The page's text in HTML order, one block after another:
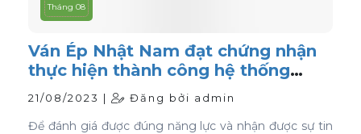
Tháng 08
Ván Ép Nhật Nam đạt chứng nhận
thực hiện thành công hệ thống
quản lý chất lượng ISO 9001:2015
21/08/2023 | Đăng bởi admin
Để đánh giá được đúng năng lực và nhận được sự tin